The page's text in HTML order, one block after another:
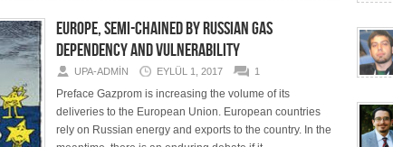
EUROPE, SEMI-CHAINED BY RUSSIAN GAS
DEPENDENCY AND VULNERABILITY
UPA-ADMIN EYLÜL 1, 2017 1
Preface Gazprom is increasing the volume of its
deliveries to the European Union. European countries
rely on Russian energy and exports to the country. In the